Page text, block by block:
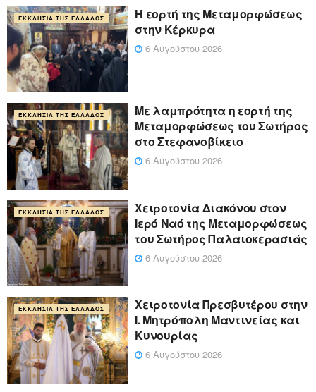
ΕΚΚΛΗΣΊΑ ΤΗΣ ΕΛΛΆΔΟΣ
Η εορτή της Μεταμορφώσεως
στην Κέρκυρα
6 Αυγούστου 2026
ΕΚΚΛΗΣΊΑ ΤΗΣ ΕΛΛΆΔΟΣ
Με λαμπρότητα η εορτή της
Μεταμορφώσεως του Σωτήρος
στο Στεφανοβίκειο
6 Αυγούστου 2026
ΕΚΚΛΗΣΊΑ ΤΗΣ ΕΛΛΆΔΟΣ
Χειροτονία Διακόνου στον
Ιερό Ναό της Μεταμορφώσεως
του Σωτήρος Παλαιοκερασιάς
6 Αυγούστου 2026
ΕΚΚΛΗΣΊΑ ΤΗΣ ΕΛΛΆΔΟΣ
Xειροτονία Πρεσβυτέρου στην
Ι. Μητρόπολη Μαντινείας και
Κυνουρίας
6 Αυγούστου 2026